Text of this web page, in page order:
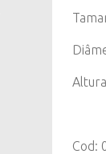
Cod: